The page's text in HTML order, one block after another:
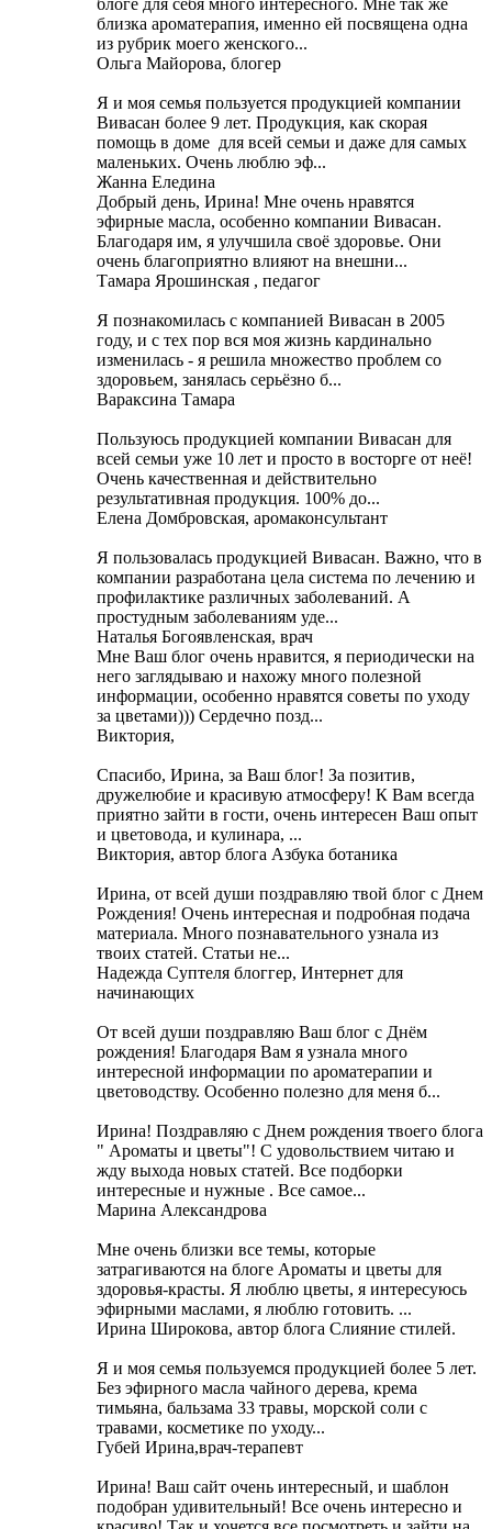
блоге для себя много интересного. Мне так же
близка ароматерапия, именно ей посвящена одна
из рубрик моего женского...
Ольга Майорова, блогер
Я и моя семья пользуется продукцией компании
Вивасан более 9 лет. Продукция, как скорая
помощь в доме для всей семьи и даже для самых
маленьких. Очень люблю эф...
Жанна Еледина
Добрый день, Ирина! Мне очень нравятся
эфирные масла, особенно компании Вивасан.
Благодаря им, я улучшила своё здоровье. Они
очень благоприятно влияют на внешни...
Тамара Ярошинская , педагог
Я познакомилась с компанией Вивасан в 2005
году, и с тех пор вся моя жизнь кардинально
изменилась - я решила множество проблем со
здоровьем, занялась серьёзно б...
Вараксина Тамара
Пользуюсь продукцией компании Вивасан для
всей семьи уже 10 лет и просто в восторге от неё!
Очень качественная и действительно
результативная продукция. 100% до...
Елена Домбровская, аромаконсультант
Я пользовалась продукцией Вивасан. Важно, что в
компании разработана цела система по лечению и
профилактике различных заболеваний. А
простудным заболеваниям уде...
Наталья Богоявленская, врач
Мне Ваш блог очень нравится, я периодически на
него заглядываю и нахожу много полезной
информации, особенно нравятся советы по уходу
за цветами))) Cердечно позд...
Виктория,
Cпасибо, Ирина, за Ваш блог! За позитив,
дружелюбие и красивую атмосферу! К Вам всегда
приятно зайти в гости, очень интересен Ваш опыт
и цветовода, и кулинара, ...
Виктория, автор блога Азбука ботаника
Ирина, от всей души поздравляю твой блог с Днем
Рождения! Очень интересная и подробная подача
материала. Много познавательного узнала из
твоих статей. Статьи не...
Надежда Суптеля блоггер, Интернет для
начинающих
От всей души поздравляю Ваш блог с Днём
рождения! Благодаря Вам я узнала много
интересной информации по ароматерапии и
цветоводству. Особенно полезно для меня б...
Ирина! Поздравляю с Днем рождения твоего блога
" Ароматы и цветы"! С удовольствием читаю и
жду выхода новых статей. Все подборки
интересные и нужные . Все самое...
Марина Александрова
Мне очень близки все темы, которые
затрагиваются на блоге Ароматы и цветы для
здоровья-красты. Я люблю цветы, я интересуюсь
эфирными маслами, я люблю готовить. ...
Ирина Широкова, автор блога Слияние стилей.
Я и моя семья пользуемся продукцией более 5 лет.
Без эфирного масла чайного дерева, крема
тимьяна, бальзама 33 травы, морской соли с
травами, косметике по уходу...
Губей Ирина,врач-терапевт
Ирина! Ваш сайт очень интересный, и шаблон
подобран удивительный! Все очень интересно и